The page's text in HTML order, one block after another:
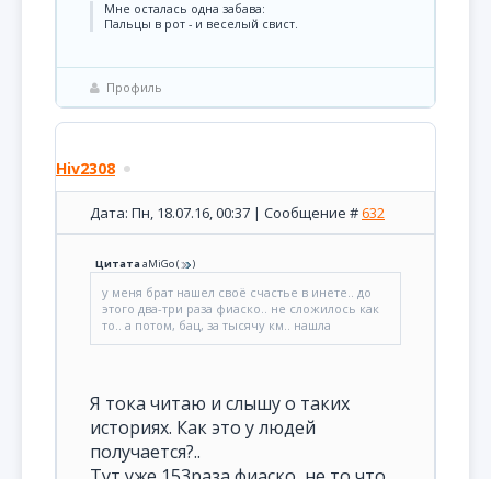
Мне осталась одна забава:
Пальцы в рот - и веселый свист.
Профиль
Hiv2308
Дата: Пн, 18.07.16, 00:37 | Сообщение #632
ЦитатаaMiGo( )
у меня брат нашел своё счастье в инете.. до
этого два-три раза фиаско.. не сложилось как
то.. а потом, бац, за тысячу км.. нашла
Я тока читаю и слышу о таких
историях. Как это у людей
получается?..